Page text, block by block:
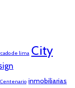
de lima City
Centenario inmobiliarias